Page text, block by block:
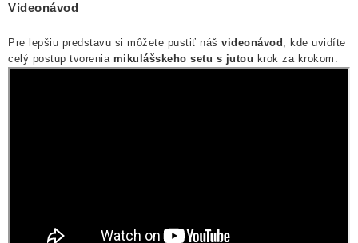
Videonávod
Pre lepšiu predstavu si môžete pustiť náš videonávod , kde uvidíte
celý postup tvorenia mikulášskeho setu s jutou krok za krokom.